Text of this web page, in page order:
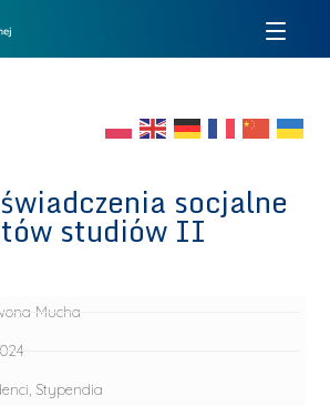
socjalne
studiów II
Mucha
, Stypendia